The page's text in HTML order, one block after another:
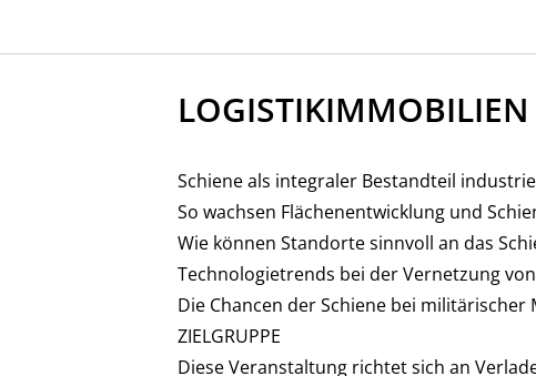
27. – 28. JANUAR 2027 |
20. BME-/VDV-
ANMELDEN
Schiene als integraler Bestandteil
So wachsen Flächenentwicklung und
Wie können Standorte sinnvoll an das
Technologietrends bei der Vernetzung
Die Chancen der Schiene bei militärischer
ZIELGRUPPE
Diese Veranstaltung richtet sich an